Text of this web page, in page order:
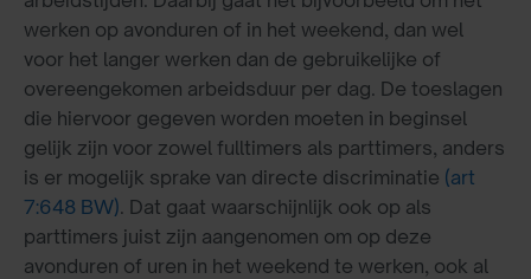
werken op avonduren of in het weekend, dan wel
voor het langer werken dan de gebruikelijke of
overeengekomen arbeidsduur per dag. De toeslagen
die hiervoor gegeven worden moeten in beginsel
gelijk zijn voor zowel fulltimers als parttimers, anders
is er mogelijk sprake van directe discriminatie (art
7:648 BW). Dat gaat waarschijnlijk ook op als
parttimers juist zijn aangenomen om op deze
avonduren of uren in het weekend te werken, ook al